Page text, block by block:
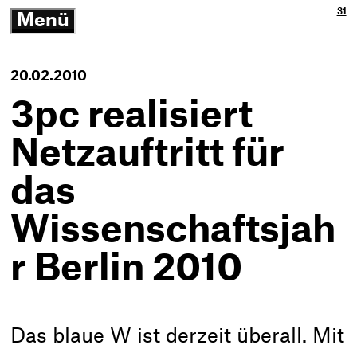
Menü
31
20.02.2010
3pc realisiert
Netzauftritt für
das
Wissenschaftsjah
r Berlin 2010
Das blaue W ist derzeit überall. Mit